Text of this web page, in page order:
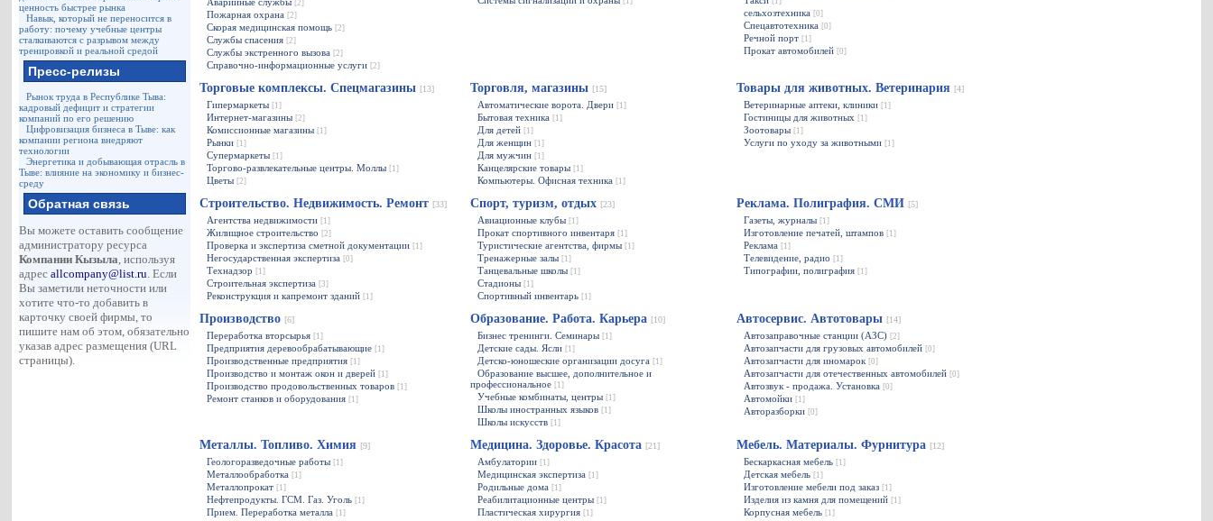
ценность быстрее рынка
Навык, который не переносится в
работу: почему учебные центры
сталкиваются с разрывом между
тренировкой и реальной средой
Пресс-релизы
Рынок труда в Республике Тыва:
кадровый дефицит и стратегии
компаний по его решению
Цифровизация бизнеса в Тыве: как
компании региона внедряют
технологии
Энергетика и добывающая отрасль в
Тыве: влияние на экономику и бизнес-
среду
Обратная связь
Вы можете оставить сообщение
администратору ресурса
Компании Кызыла, используя
адресallcompany@list.ru. Если
Вы заметили неточности или
хотите что-то добавить в
карточку своей фирмы, то
пишите нам об этом, обязательно
указав адрес размещения (URL
страницы).
[2]
Пожарная охрана[2]
Скорая медицинская помощь[2]
Службы спасения[2]
Службы экстренного вызова[2]
Справочно-информационные услуги[2]
сельхозтехника[0]
Спецавтотехника[0]
Речной порт[1]
Прокат автомобилей[0]
Торговые комплексы. Спецмагазины [13]
Гипермаркеты[1]
Интернет-магазины[2]
Комиссионные магазины[1]
Рынки[1]
Супермаркеты[1]
Торгово-развлекательные центры. Моллы[1]
Цветы[2]
Торговля, магазины [15]
Автоматические ворота. Двери[1]
Бытовая техника[1]
Для детей[1]
Для женщин[1]
Для мужчин[1]
Канцелярские товары[1]
Компьютеры. Офисная техника[1]
Товары для животных. Ветеринария [4]
Ветеринарные аптеки, клиники[1]
Гостиницы для животных[1]
Зоотовары[1]
Услуги по уходу за животными[1]
Строительство. Недвижимость. Ремонт [33]
Агентства недвижимости[1]
Жилищное строительство[2]
Проверка и экспертиза сметной документации[1]
Негосударственная экспертиза[0]
Технадзор[1]
Строительная экспертиза[3]
Реконструкция и капремонт зданий[1]
Спорт, туризм, отдых [23]
Авиационные клубы[1]
Прокат спортивного инвентаря[1]
Туристические агентства, фирмы[1]
Тренажерные залы[1]
Танцевальные школы[1]
Стадионы[1]
Спортивный инвентарь[1]
Реклама. Полиграфия. СМИ [5]
Газеты, журналы[1]
Изготовление печатей, штампов[1]
Реклама[1]
Телевидение, радио[1]
Типографии, полиграфия[1]
Производство [6]
Переработка вторсырья[1]
Предприятия деревообрабатывающие[1]
Производственные предприятия[1]
Производство и монтаж окон и дверей[1]
Производство продовольственных товаров[1]
Ремонт станков и оборудования[1]
Образование. Работа. Карьера [10]
Бизнес тренинги. Семинары[1]
Детские сады. Ясли[1]
Детско-юношеские организации досуга[1]
Образование высшее, дополнительное и
профессиональное[1]
Учебные комбинаты, центры[1]
Школы иностранных языков[1]
Школы искусств[1]
Автосервис. Автотовары [14]
Автозаправочные станции (АЗС)[2]
Автозапчасти для грузовых автомобилей[0]
Автозапчасти для иномарок[0]
Автозапчасти для отечественных автомобилей[0]
Автозвук - продажа. Установка[0]
Автомойки[1]
Авторазборки[0]
Металлы. Топливо. Химия [9]
Геологоразведочные работы[1]
Металлообработка[1]
Металлопрокат[1]
Нефтепродукты. ГСМ. Газ. Уголь[1]
Прием. Переработка металла[1]
Медицина. Здоровье. Красота [21]
Амбулатории[1]
Медицинская экспертиза[1]
Родильные дома[1]
Реабилитационные центры[1]
Пластическая хирургия[1]
Мебель. Материалы. Фурнитура [12]
Бескаркасная мебель[1]
Детская мебель[1]
Изготовление мебели под заказ[1]
Изделия из камня для помещений[1]
Корпусная мебель[1]